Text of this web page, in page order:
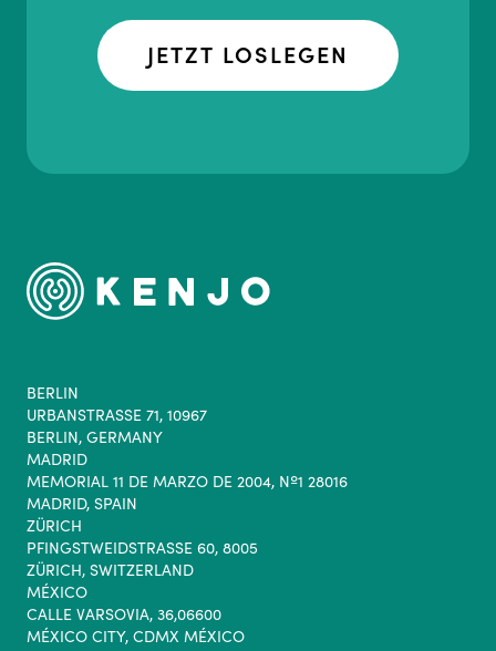
JETZT LOSLEGEN
BERLIN
URBANSTRASSE 71, 10967
BERLIN, GERMANY
MADRID
MEMORIAL 11 DE MARZO DE 2004, Nº1 28016
MADRID, SPAIN
ZÜRICH
PFINGSTWEIDSTRASSE 60, 8005
ZÜRICH, SWITZERLAND
MÉXICO
CALLE VARSOVIA, 36,06600
MÉXICO CITY, CDMX MÉXICO